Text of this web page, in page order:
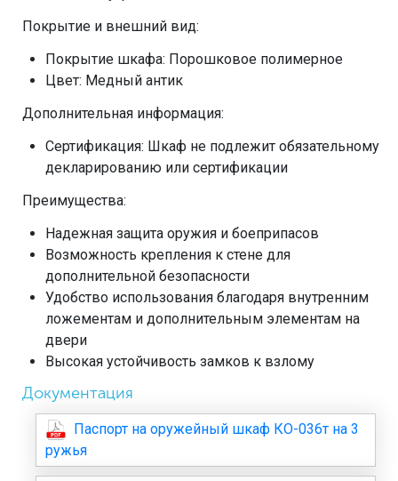
Покрытие и внешний вид:
Покрытие шкафа: Порошковое полимерное
Цвет: Медный антик
Дополнительная информация:
Сертификация: Шкаф не подлежит обязательному
декларированию или сертификации
Преимущества:
Надежная защита оружия и боеприпасов
Возможность крепления к стене для
дополнительной безопасности
Удобство использования благодаря внутренним
ложементам и дополнительным элементам на
двери
Высокая устойчивость замков к взлому
Документация
Паспорт на оружейный шкаф КО-036т на 3
ружья